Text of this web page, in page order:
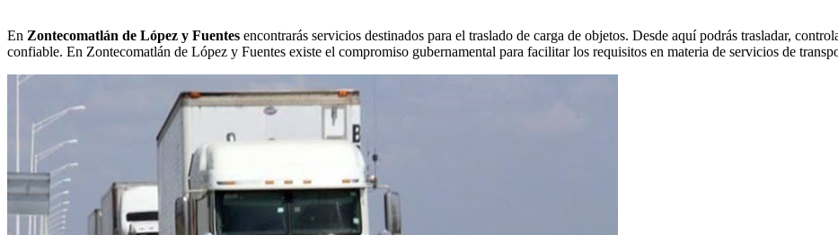
En Zontecomatlán de López y Fuentes encontrarás servicios destinados para el traslado de carga de objetos. Desde aquí podrás trasladar,
confiable. En Zontecomatlán de López y Fuentes existe el compromiso gubernamental para facilitar los requisitos en materia de servicios de